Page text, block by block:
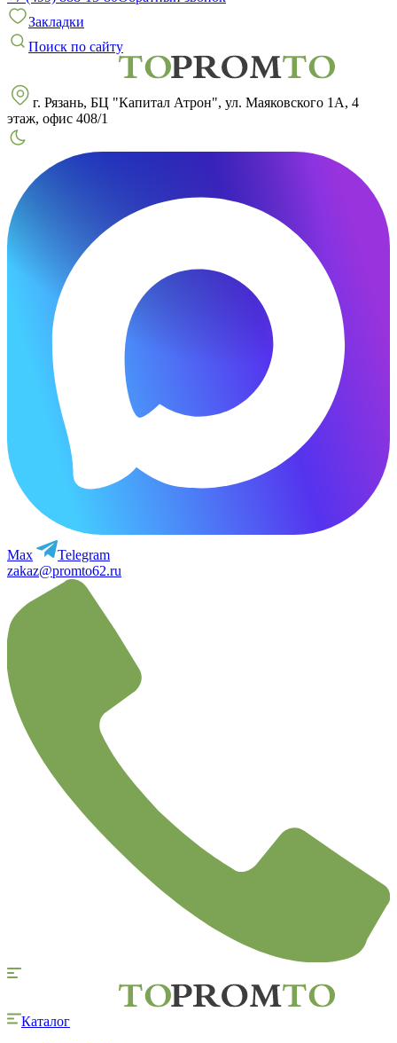
Закладки
Поиск по сайту
г. Рязань, БЦ "Капитал Атрон", ул. Маяковского 1А, 4
этаж, офис 408/1
Max
Telegram
zakaz@promto62.ru
Каталог